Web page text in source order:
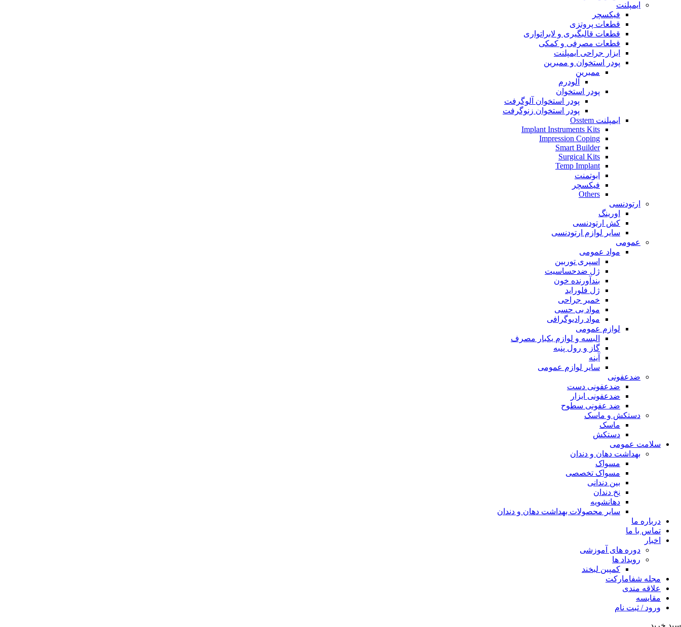
ایمپلنت
فیکسچر
قطعات پروتزی
قطعات قالبگیری و لابراتواری
قطعات مصرفی و کمکی
ابزار جراحی ایمپلنت
پودر استخوان و ممبرین
ممبرین
آلودرم
پودر استخوان
پودر استخوان آلوگرفت
پودر استخوان زنوگرفت
ایمپلنت Osstem
Implant Instruments Kits
Impression Coping
Smart Builder
Surgical Kits
Temp Implant
ابوتمنت
فیکسچر
Others
ارتودنسی
اورینگ
کش ارتودنسی
سایر لوازم ارتودنسی
عمومی
مواد عمومی
اسپری توربین
ژل ضدحساسیت
بندآورنده خون
ژل فلوراید
خمیر جراحی
مواد بی حسی
مواد رادیوگرافی
لوازم عمومی
البسه و لوازم یکبار مصرف
گاز و رول پنبه
آینه
سایر لوازم عمومی
ضدعفونی
ضدعفونی دست
ضدعفونی ابزار
ضد عفونی سطوح
دستکش و ماسک
ماسک
دستکش
سلامت عمومی
بهداشت دهان و دندان
مسواک
مسواک تخصصی
بین دندانی
نخ دندان
دهانشویه
سایر محصولات بهداشت دهان و دندان
درباره ما
تماس با ما
اخبار
دوره های آموزشی
رویداد ها
کمپین لبخند
مجله شفامارکت
علاقه مندی
مقایسه
ورود / ثبت نام
سبد خرید